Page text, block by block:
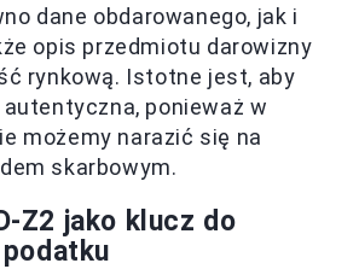
dane obdarowanego, jak i
opis przedmiotu darowizny
rynkową. Istotne jest, aby
ponieważ w
możemy narazić się na
skarbowym.
Z2 jako klucz do